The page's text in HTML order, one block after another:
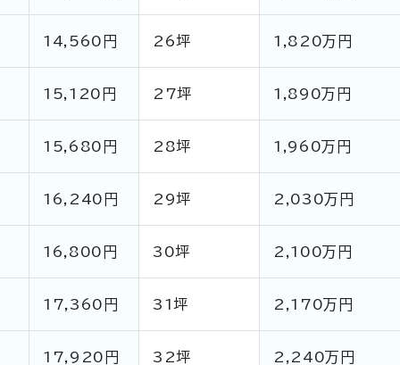
14,560円 26坪 1,820万円
15,120円 27坪 1,890万円
15,680円 28坪 1,960万円
16,240円 29坪 2,030万円
16,800円 30坪 2,100万円
17,360円 31坪 2,170万円
17,920円 32坪 2,240万円